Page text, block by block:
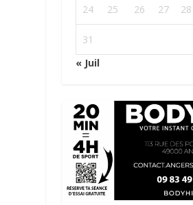
24 25 26 27 28
31
« Juil